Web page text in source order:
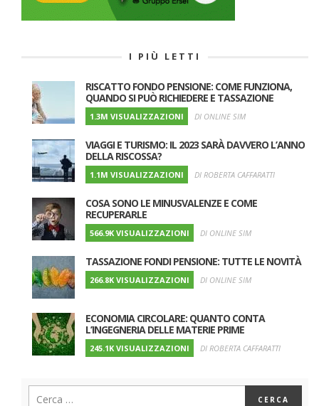
I PIÙ LETTI
RISCATTO FONDO PENSIONE: COME FUNZIONA,
QUANDO SI PUÒ RICHIEDERE E TASSAZIONE
1.3M VISUALIZZAZIONI DI ONLINE SIM
VIAGGI E TURISMO: IL 2023 SARÀ DAVVERO L’ANNO
DELLA RISCOSSA?
1.1M VISUALIZZAZIONI DI ROBERTA CAFFARATTI
COSA SONO LE MINUSVALENZE E COME
RECUPERARLE
566.9K VISUALIZZAZIONI DI ONLINE SIM
TASSAZIONE FONDI PENSIONE: TUTTE LE NOVITÀ
266.8K VISUALIZZAZIONI DI ONLINE SIM
ECONOMIA CIRCOLARE: QUANTO CONTA
L’INGEGNERIA DELLE MATERIE PRIME
245.1K VISUALIZZAZIONI DI ROBERTA CAFFARATTI